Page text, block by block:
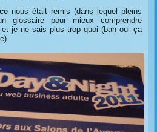
nous était remis (dans lequel pleins
glossaire pour mieux comprendre
je ne sais plus trop quoi (bah oui ça